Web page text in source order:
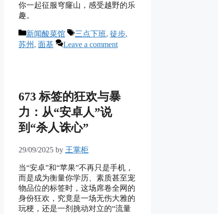
你一起征服穹窿山，感受越野的乐
趣。
Categories
新闻酸菜馆 Tags
三点下班, 徒步,
苏州 , 面基 Leave a comment
673 标签的狂欢与暴
力：从“安卓人”说
到“杀人诛心”
29/09/2025 by 王掌柜
当“安卓”和“苹果”不再只是手机，
而是成为衡量你学历、素质甚至宠
物品位的标签时，这场席卷全网的
身份狂欢，究竟是一场无伤大雅的
玩梗，还是一剂挑动对立的“流量